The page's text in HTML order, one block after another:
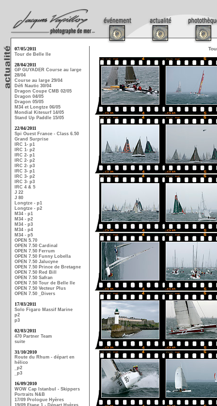
07/05/2011
Tour de Belle Ile
28/04/2011
GP GUYADER Course au large
28/04
Course au large 29/04
Défi Nautic 30/04
Dragon Coupe CMB 02/05
Dragon 04/05
Dragon 05/05
M34 et Longtze 06/05
Mondial Kitesurf 14/05
Stand Up Paddle 15/05
22/04/2011
Spi Ouest France - Class 6.50
Grand Surprise
IRC 1- p1
IRC 1- p2
IRC 2- p1
IRC 2- p2
IRC 2- p3
IRC 3- p1
IRC 3- p2
IRC 3- p3
IRC 4 & 5
J 22
J 80
Longtze - p1
Longtze - p2
M34 - p1
M34 - p2
M34 - p3
M34 - p4
M34 - p5
OPEN 5.70
OPEN 7.50 Cardinal
OPEN 7.50 Ferrum
OPEN 7.50 Funny Lobella
OPEN 7.50 Jalucyne
OPEN 7.50 Prince de Bretagne
OPEN 7.50 Red Bill
OPEN 7.50 Safran
OPEN 7.50 Tour de Belle Ile
OPEN 7.50 Vecteur Plus
OPEN 7.50 _Divers
17/03/2011
Solo Figaro Massif Marine
p2
p3
02/03/2011
470 Partner Team
suite
31/10/2010
Route du Rhum - départ en
hélico
_p2
_p3
16/09/2010
WOW Cap Istanbul - Skippers
Portraits N&B
17/09 Prologue Hyères
19/09 Etape 1 - Départ Hyères